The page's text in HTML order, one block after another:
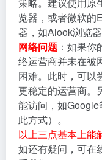
览器，或者微软的
器，如Alook浏览
网络问题 ：如果
络运营商并未在被
困难。此时，可以
更稳定的运营商。
能访问，如
此方式）。
以上三点基本上能
如还有疑问，可在